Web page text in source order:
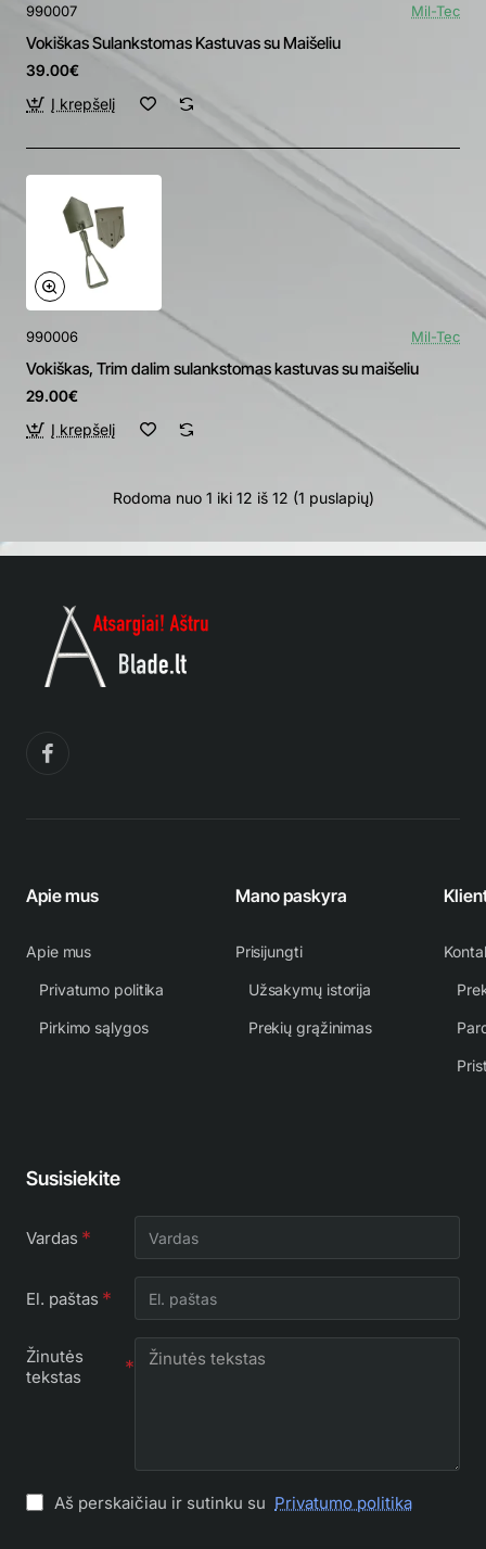
990007 Mil-Tec
Vokiškas Sulankstomas Kastuvas su Maišeliu
39.00€
Į krepšelį
990006 Mil-Tec
Vokiškas, Trim dalim sulankstomas kastuvas su maišeliu
29.00€
Į krepšelį
Rodoma nuo 1 iki 12 iš 12 (1 puslapių)
Apie mus
Apie mus
Privatumo politika
Pirkimo sąlygos
Mano paskyra
Prisijungti
Užsakymų istorija
Prekių grąžinimas
Susisiekite
Vardas
El. paštas
Žinutės
tekstas
Aš perskaičiau ir sutinku su Privatumo politika